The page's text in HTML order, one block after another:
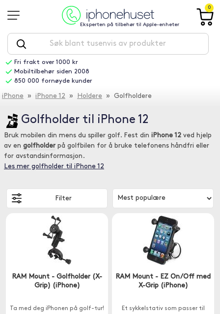
Eksperten på tilbehør til Apple-enheter
0
Fri frakt over 1000 kr
Mobiltilbehør siden 2008
850 000 fornøyde kunder
iPhone » iPhone 12 » Holdere » Golfholdere
Golfholder til iPhone 12
Bruk mobilen din mens du spiller golf. Fest din iPhone 12 ved hjelp
av en golfholder på golfbilen for å bruke telefonens håndfri eller
for avstandsinformasjon.
Les mer golfholder til iPhone 12
Filter
RAM Mount - Golfholder (X-
Grip) (iPhone)
Ta med deg iPhonen på golf-tur!
RAM Mount - EZ On/Off med
X-Grip (iPhone)
Et sykkelstativ som passer til